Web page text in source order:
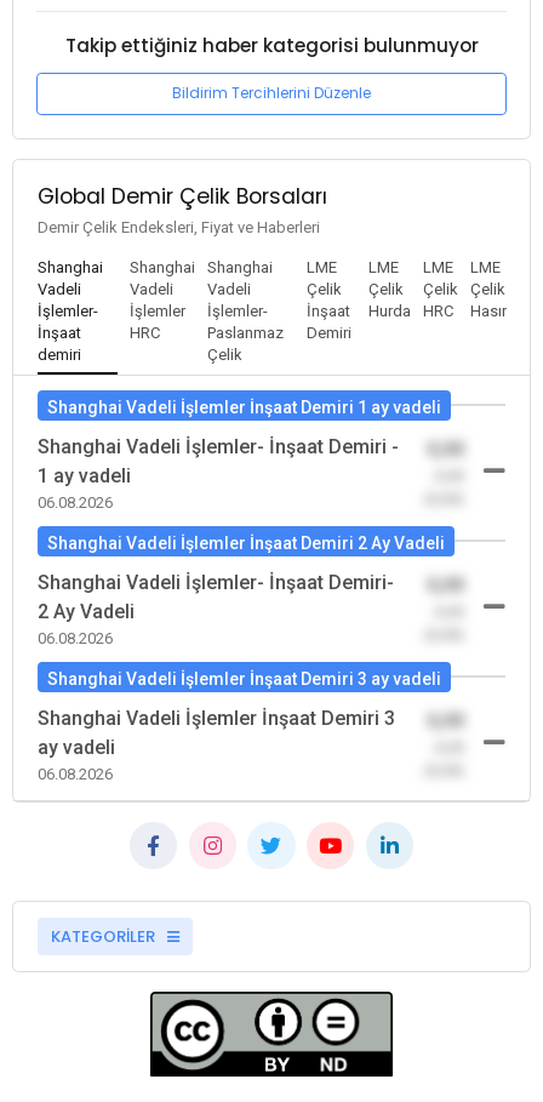
Takip ettiğiniz haber kategorisi bulunmuyor
Bildirim Tercihlerini Düzenle
Global Demir Çelik Borsaları
Demir Çelik Endeksleri, Fiyat ve Haberleri
Shanghai
Vadeli
İşlemler-
İnşaat
demiri
Shanghai
Vadeli
İşlemler
HRC
Shanghai
Vadeli
İşlemler-
Paslanmaz
Çelik
LME
Çelik
İnşaat
Demiri
LME
Çelik
Hurda
LME
Çelik
HRC
LME
Çelik
Hasır
Shanghai Vadeli İşlemler İnşaat Demiri 1 ay vadeli
Shanghai Vadeli İşlemler- İnşaat Demiri -
1 ay vadeli
06.08.2026
Shanghai Vadeli İşlemler İnşaat Demiri 2 Ay Vadeli
Shanghai Vadeli İşlemler- İnşaat Demiri-
2 Ay Vadeli
06.08.2026
Shanghai Vadeli İşlemler İnşaat Demiri 3 ay vadeli
Shanghai Vadeli İşlemler İnşaat Demiri 3
ay vadeli
06.08.2026
KATEGORİLER